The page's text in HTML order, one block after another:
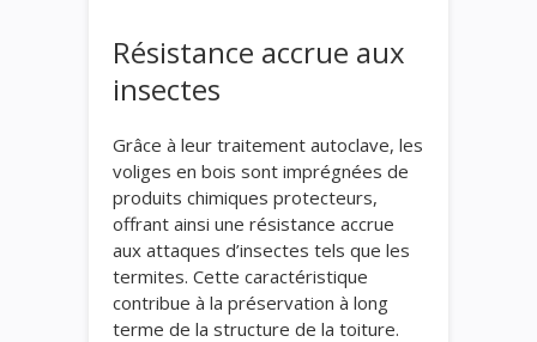
Résistance accrue aux
insectes
Grâce à leur traitement autoclave, les
voliges en bois sont imprégnées de
produits chimiques protecteurs,
offrant ainsi une résistance accrue
aux attaques d’insectes tels que les
termites. Cette caractéristique
contribue à la préservation à long
terme de la structure de la toiture.